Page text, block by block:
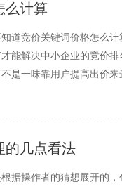
么计算
道竞价关键词价格怎么
能解决中小企业的竞价
是一味靠用户提高出价
的几点看法
据操作者的猜想展开的